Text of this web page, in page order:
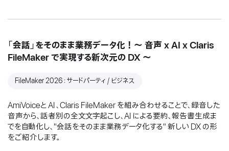
「会話」をそのまま業務データ化！〜 音声 x AI x Claris
FileMaker で実現する新次元の DX 〜
FileMaker 2026：サードパーティ / ビジネス
AmiVoiceと AI 、Claris FileMaker を組み合わせることで、録音した
音声から、話者別の全文文字起こし、AI による要約、報告書生成ま
でを自動化し、"会話をそのまま業務データ化する" 新しい DX の形
をご紹介します。